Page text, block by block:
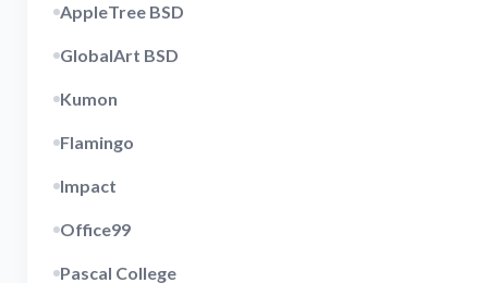
AppleTree BSD
GlobalArt BSD
Kumon
Flamingo
Impact
Office99
Pascal College